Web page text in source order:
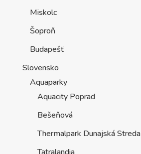
Miskolc
Šoproň
Budapešť
Slovensko
Aquaparky
Aquacity Poprad
Bešeňová
Thermalpark Dunajská Streda